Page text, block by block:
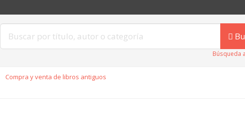
Búsqueda
Compra y venta de libros antiguos